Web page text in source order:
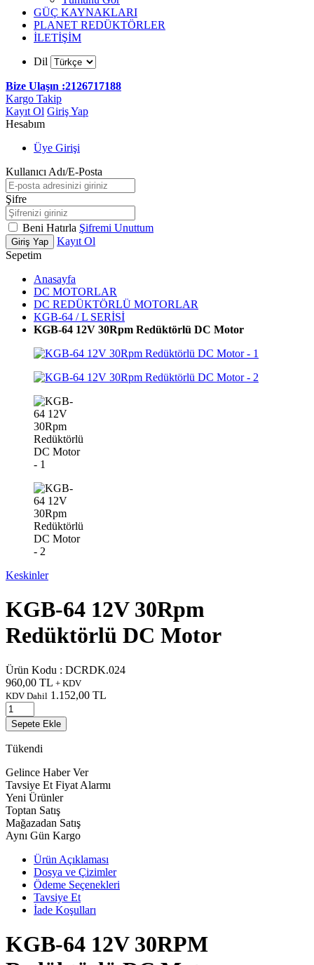
GÜÇ KAYNAKLARI
PLANET REDÜKTÖRLER
İLETİŞİM
Dil
Bize Ulaşın :2126717188
Kargo Takip
Kayıt Ol Giriş Yap
Hesabım
Üye Girişi
Kullanıcı Adı/E-Posta
Şifre
Beni Hatırla Şifremi Unuttum
Giriş Yap
Kayıt Ol
Sepetim
Anasayfa
DC MOTORLAR
DC REDÜKTÖRLÜ MOTORLAR
KGB-64 / L SERİSİ
KGB-64 12V 30Rpm Redüktörlü DC Motor
Keskinler
KGB-64 12V 30Rpm
Redüktörlü DC Motor
Ürün Kodu : DCRDK.024
960,00 TL + KDV
KDV Dahil 1.152,00 TL
Sepete Ekle
Tükendi
Gelince Haber Ver
Tavsiye Et Fiyat Alarmı
Yeni Ürünler
Toptan Satış
Mağazadan Satış
Aynı Gün Kargo
Ürün Açıklaması
Dosya ve Çizimler
Ödeme Seçenekleri
Tavsiye Et
İade Koşulları
KGB-64 12V 30RPM